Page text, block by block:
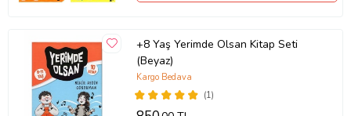
+8 Yaş Yerimde Olsan Kitap Seti
(Beyaz)
(1)
Kargo Bedava